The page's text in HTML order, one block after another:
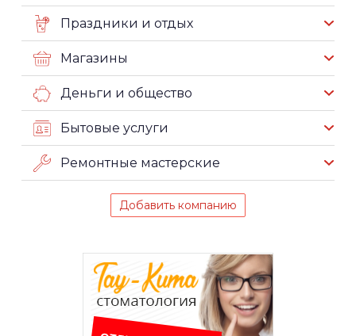
Праздники и отдых
Магазины
Деньги и общество
Бытовые услуги
Ремонтные мастерские
Добавить компанию